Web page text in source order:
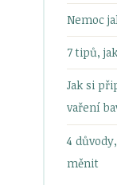
Nemoc
7 tipů,
Jak si
vaření
4
měnit